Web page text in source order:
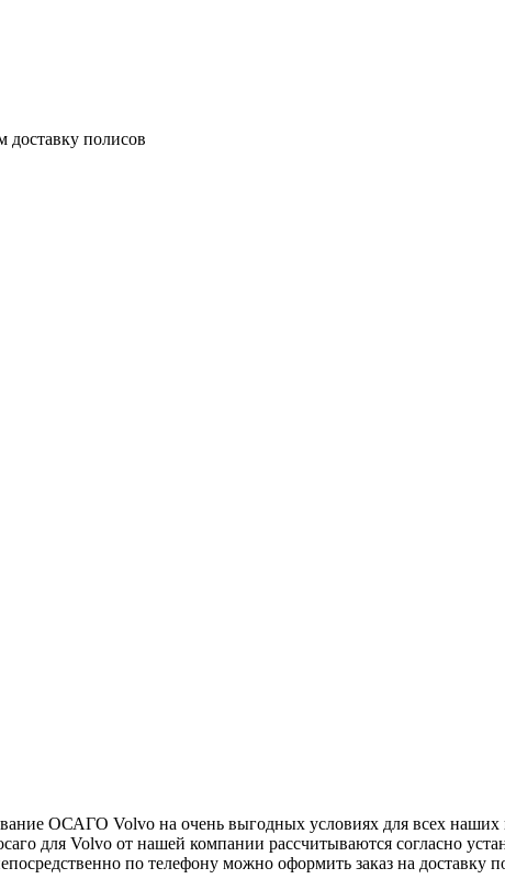
доставку полисов
ОСАГО Volvo на очень выгодных условиях для всех
для Volvo от нашей компании рассчитываются согласно
по телефону можно оформить заказ на доставку